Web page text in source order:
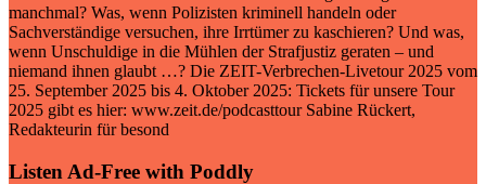
manchmal? Was, wenn Polizisten kriminell handeln oder
Sachverständige versuchen, ihre Irrtümer zu kaschieren? Und was,
wenn Unschuldige in die Mühlen der Strafjustiz geraten – und
niemand ihnen glaubt …? Die ZEIT-Verbrechen-Livetour 2025 vom
25. September 2025 bis 4. Oktober 2025: Tickets für unsere Tour
2025 gibt es hier: www.zeit.de/podcasttour Sabine Rückert,
Redakteurin für besond
Listen Ad-Free with Poddly